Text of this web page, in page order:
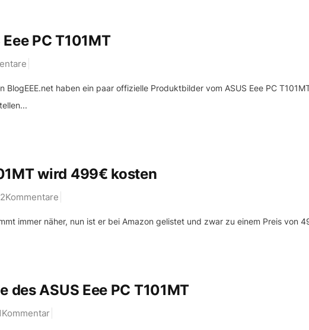
PC T101MT
BlogEEE.net haben ein paar offizielle Produktbilder vom ASUS Eee PC
wird 499€ kosten
2Kommentare
immer näher, nun ist er bei Amazon gelistet und zwar zu einem Preis von
ASUS Eee PC T101MT